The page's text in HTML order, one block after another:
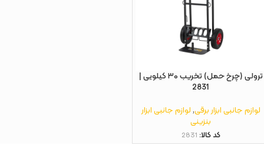
ترولی (چرخ حمل) تخریب ۳۰ کیلویی |
2831
لوازم جانبی ابزار برقی,لوازم جانبی ابزار
بنزینی
کد کالا: 2831